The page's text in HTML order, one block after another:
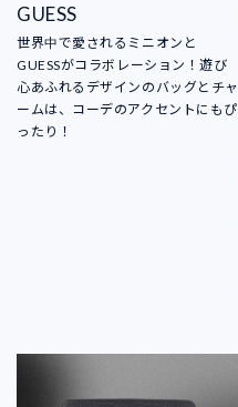
GUESS
世界中で愛されるミニオンと
GUESSがコラボレーション！遊び
心あふれるデザインのバッグとチャ
ームは、コーデのアクセントにもぴ
ったり！